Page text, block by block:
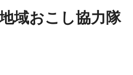
域おこし協力隊